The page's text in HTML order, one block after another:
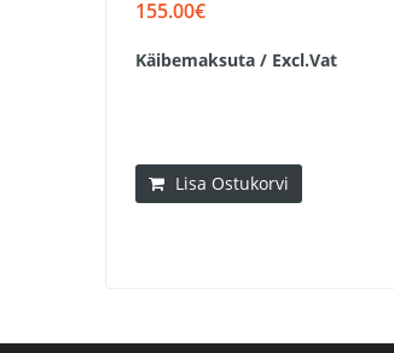
155.00€
Käibemaksuta / Excl.Vat
Lisa Ostukorvi